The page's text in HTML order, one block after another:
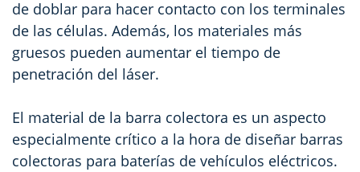
de doblar para hacer contacto con los terminales
de las células. Además, los materiales más
gruesos pueden aumentar el tiempo de
penetración del láser.
El material de la barra colectora es un aspecto
especialmente crítico a la hora de diseñar barras
colectoras para baterías de vehículos eléctricos.